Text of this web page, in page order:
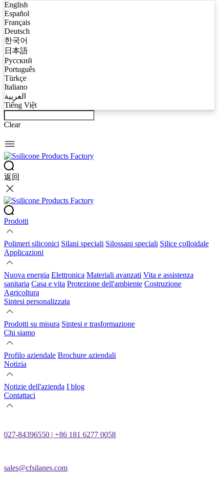
English
Español
Français
Deutsch
한국어
日本語
Русский
Português
Türkçe
Italiano
العربية
Tiếng Việt
Clear
返回
Prodotti
Polimeri siliconici Silani speciali Silossani speciali Silice colloidale
Applicazioni
Nuova energia Elettronica Materiali avanzati Vita e assistenza
sanitaria Casa e vita Protezione dell'ambiente Costruzione
Agricoltura
Sintesi personalizzata
Prodotti su misura Sintesi e trasformazione
Chi siamo
Profilo aziendale Brochure aziendali
Notizia
Notizie dell'azienda I blog
Contattaci
027-84396550 | +86 181 6277 0058
sales@cfsilanes.com